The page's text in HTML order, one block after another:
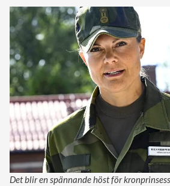
Det blir en spännande höst för